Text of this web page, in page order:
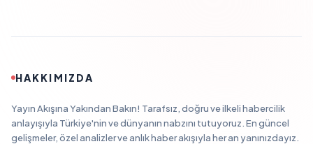
HAKKIMIZDA
Yayın Akışına Yakından Bakın! Tarafsız, doğru ve ilkeli habercilik
anlayışıyla Türkiye'nin ve dünyanın nabzını tutuyoruz. En güncel
gelişmeler, özel analizler ve anlık haber akışıyla her an yanınızdayız.